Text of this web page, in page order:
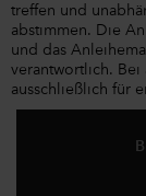
treffen und
abstimmen. Die
und das
verantwortlich. Bei
ausschließlich für